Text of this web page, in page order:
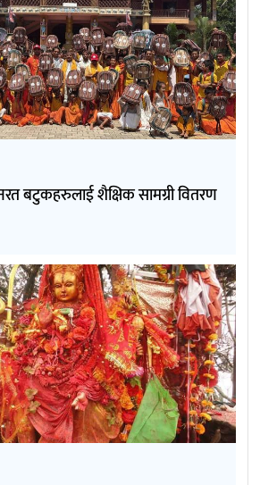
बटुकहरुलाई शैक्षिक सामग्री वितरण